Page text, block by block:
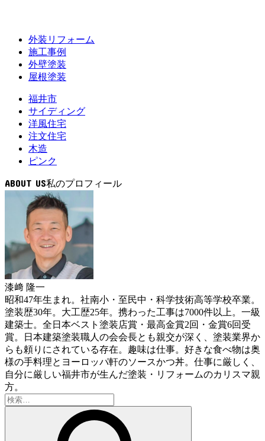
外装リフォーム
施工事例
外壁塗装
屋根塗装
福井市
サイディング
洋風住宅
注文住宅
木造
ピンク
ABOUT US
漆﨑 隆一
昭和47年生まれ。社南小・至民中・科学技術高等学校卒業。
塗装歴30年。大工歴25年。携わった工事は7000件以上。一級
建築士。全日本ベスト塗装店賞・最高金賞2回・金賞6回受
賞。日本建築塗装職人の会会長とも親交が深く、塗装業界か
らも頼りにされている存在。趣味は仕事。好きな食べ物は奥
様の手料理とヨーロッパ軒のソースかつ丼。仕事に厳しく、
自分に厳しい福井市が生んだ塗装・リフォームのカリスマ親
方。
検
索: